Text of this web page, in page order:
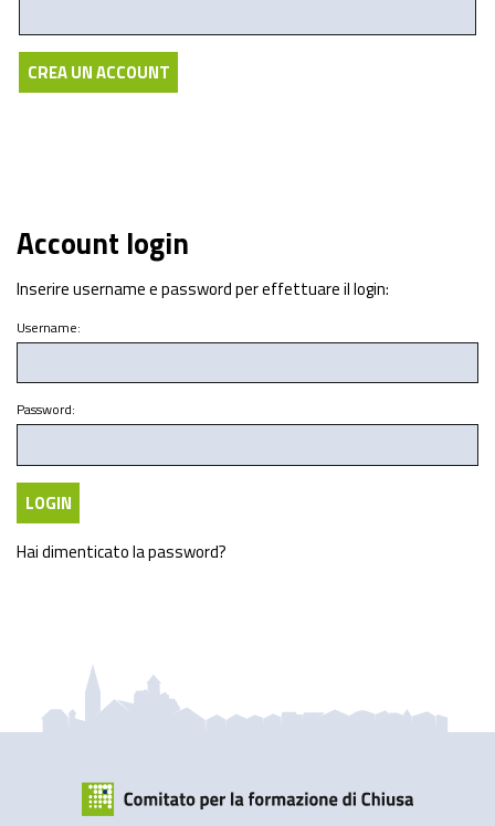
Account login
Inserire username e password per effettuare il login:
Username:
Password:
Hai dimenticato la password?